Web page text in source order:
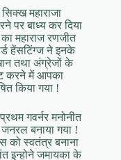
महाराजा
पर बाध्य कर दिया
महाराज रणजीत
हेंसटिंग्ज ने इनके
तथा अंग्रेजों के
करने में आपका
किया गया !
गवर्नर मनोनीत
जनरल बनाया गया !
को स्वतंत्र बनाना
इन्होने जमायका के